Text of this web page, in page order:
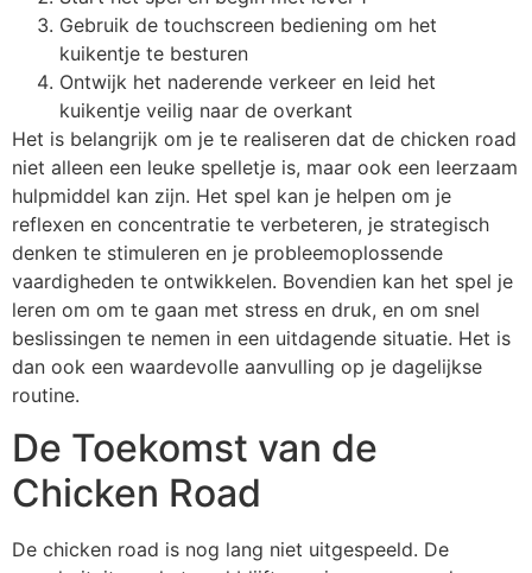
Gebruik de touchscreen bediening om het
kuikentje te besturen
Ontwijk het naderende verkeer en leid het
kuikentje veilig naar de overkant
Het is belangrijk om je te realiseren dat de chicken road
niet alleen een leuke spelletje is, maar ook een leerzaam
hulpmiddel kan zijn. Het spel kan je helpen om je
reflexen en concentratie te verbeteren, je strategisch
denken te stimuleren en je probleemoplossende
vaardigheden te ontwikkelen. Bovendien kan het spel je
leren om om te gaan met stress en druk, en om snel
beslissingen te nemen in een uitdagende situatie. Het is
dan ook een waardevolle aanvulling op je dagelijkse
routine.
De Toekomst van de
Chicken Road
De chicken road is nog lang niet uitgespeeld. De